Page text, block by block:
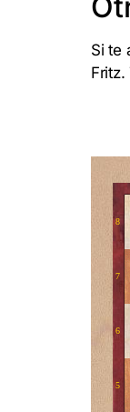
Si te